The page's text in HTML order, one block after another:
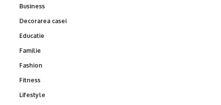
Business
Decorarea casei
Educatie
Familie
Fashion
Fitness
Lifestyle